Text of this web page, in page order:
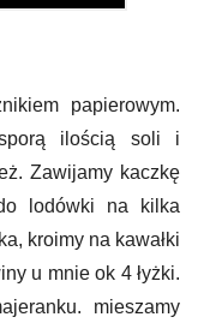
papierowym.
ilością soli i
Zawijamy kaczkę
lodówki na kilka
kroimy na kawałki
u mnie ok 4 łyżki.
mieszamy